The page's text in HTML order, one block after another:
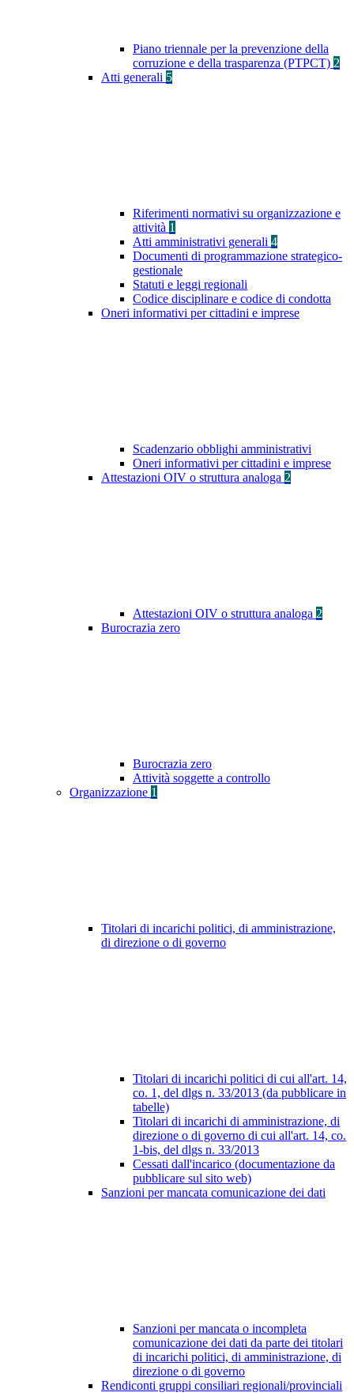
Piano triennale per la prevenzione della
corruzione e della trasparenza (PTPCT) 2
Atti generali 5
Riferimenti normativi su organizzazione e
attività 1
Atti amministrativi generali 4
Documenti di programmazione strategico-
gestionale
Statuti e leggi regionali
Codice disciplinare e codice di condotta
Oneri informativi per cittadini e imprese
Scadenzario obblighi amministrativi
Oneri informativi per cittadini e imprese
Attestazioni OIV o struttura analoga 2
Attestazioni OIV o struttura analoga 2
Burocrazia zero
Burocrazia zero
Attività soggette a controllo
Organizzazione 1
Titolari di incarichi politici, di amministrazione,
di direzione o di governo
Titolari di incarichi politici di cui all'art. 14,
co. 1, del dlgs n. 33/2013 (da pubblicare in
tabelle)
Titolari di incarichi di amministrazione, di
direzione o di governo di cui all'art. 14, co.
1-bis, del dlgs n. 33/2013
Cessati dall'incarico (documentazione da
pubblicare sul sito web)
Sanzioni per mancata comunicazione dei dati
Sanzioni per mancata o incompleta
comunicazione dei dati da parte dei titolari
di incarichi politici, di amministrazione, di
direzione o di governo
Rendiconti gruppi consiliari regionali/provinciali